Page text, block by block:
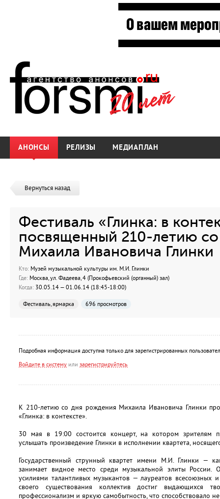
АНОНСЫ РЕЛИЗЫ МЕДИАПЛАН
Вернуться назад
Фестиваль «Глинка: в
посвященный 210-летию
Михаила Ивановича Глинки
Кто: Музей музыкальной культуры им. М.И. Глинки
Где: Москва, ул. Фадеева, 4 (Прокофьевский (органный) зал)
Когда: 30.05.14 — 01.06.14 (18:45-18:00)
Фестиваль, ярмарка 696 просмотров
Подробная информация доступна только для зарегистрированных
Войдите в систему или зарегистрируйтесь
К 210-летию со дня рождения Михаила Ивановича Глинки
«Глинка: в контексте».
30 мая в 19:00 состоится концерт, на котором зрителям
услышать произведение Глинки в исполнении квартета,
Государственный струнный квартет имени М.И. Глинки —
занимает видное место среди музыкальной элиты
усилиями талантливых музыкантов — лауреатов всесоюзных
своего существования коллектив достиг выдающихся
профессионализм и яркую самобытность, что способствовало